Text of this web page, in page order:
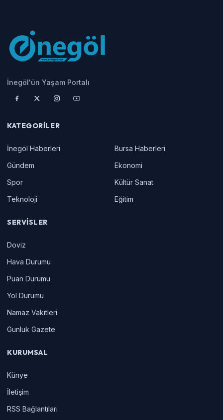
İnegöl'ün Yaşam Portalı
KATEGORILER
İnegöl Haberleri
Bursa Haberleri
Gündem
Ekonomi
Spor
Kültür Sanat
Teknoloji
Eğitim
SERVISLER
Doviz
Hava Durumu
Puan Durumu
Yol Durumu
Namaz Vakitleri
Gunluk Gazete
KURUMSAL
Künye
İletişim
RSS Bağlantıları